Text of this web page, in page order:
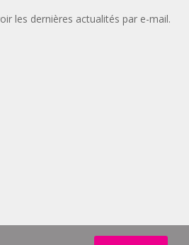
les dernières actualités par e-mail.